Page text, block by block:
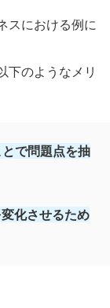
スにおける例に
下のようなメリ
で問題点を抽
化させるため